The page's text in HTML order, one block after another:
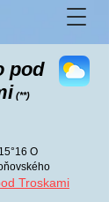
pod
(**)
O
Troskami